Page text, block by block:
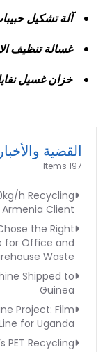
آلة تشكيل
غسالة تنظيف
خزان غسيل
القضية والأخبار
197 Items
h Recycling
Client
the Right
for Office and
Waste
Shipped to
Guinea
Project: Film
for Uganda
PET Recycling